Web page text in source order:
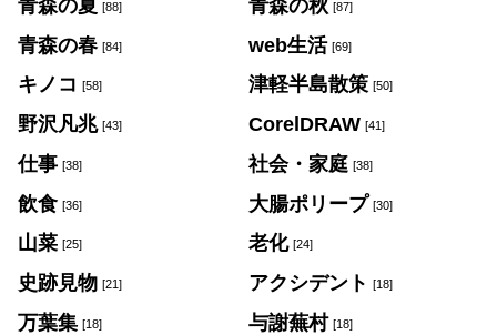
青森の夏 [88] 青森の秋 [87]
青森の春 [84] web生活 [69]
キノコ [58] 津軽半島散策 [50]
野沢凡兆 [43] CorelDRAW [41]
仕事 [38] 社会・家庭 [38]
飲食 [36] 大腸ポリープ [30]
山菜 [25] 老化 [24]
史跡見物 [21] アクシデント [18]
万葉集 [18] 与謝蕪村 [18]